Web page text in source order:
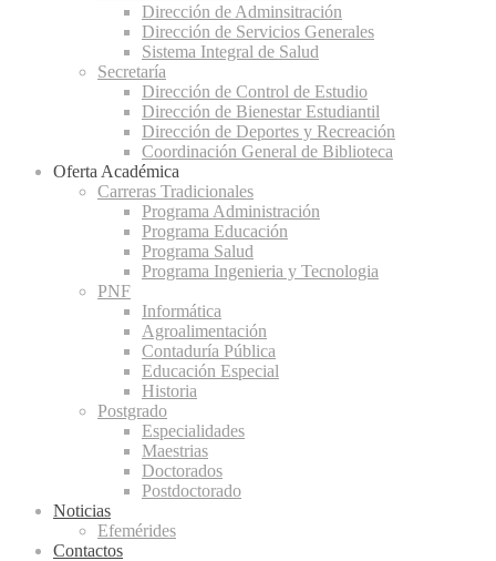
Dirección de Adminsitración
Dirección de Servicios Generales
Sistema Integral de Salud
Secretaría
Dirección de Control de Estudio
Dirección de Bienestar Estudiantil
Dirección de Deportes y Recreación
Coordinación General de Biblioteca
Oferta Académica
Carreras Tradicionales
Programa Administración
Programa Educación
Programa Salud
Programa Ingenieria y Tecnologia
PNF
Informática
Agroalimentación
Contaduría Pública
Educación Especial
Historia
Postgrado
Especialidades
Maestrias
Doctorados
Postdoctorado
Noticias
Efemérides
Contactos